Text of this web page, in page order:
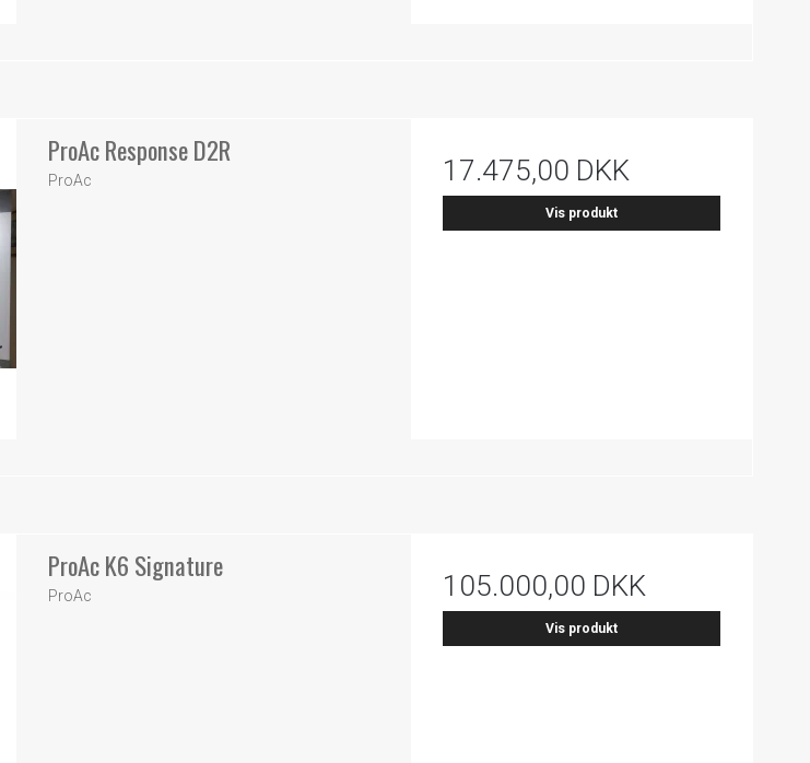
ProAc Response D2R
ProAc 17.475,00 DKK
Vis produkt
ProAc K6 Signature
ProAc 105.000,00 DKK
Vis produkt